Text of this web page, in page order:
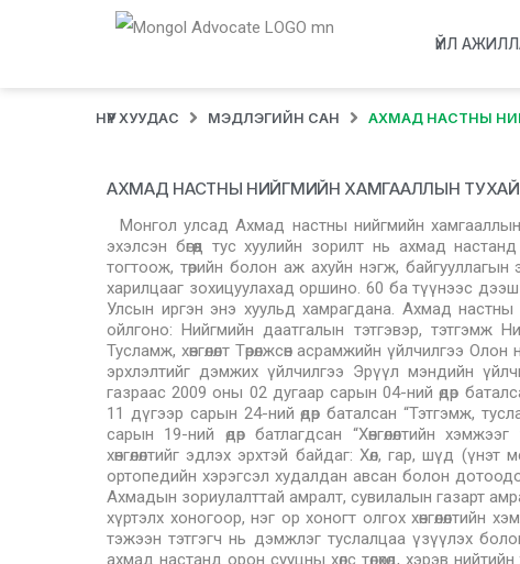
ҮЙЛ
НҮҮР ХУУДАС МЭДЛЭГИЙН САН АХМАД НАСТНЫ
АХМАД НАСТНЫ НИЙГМИЙН ХАМГААЛЛЫН ТУХАЙ
Монгол улсад Ахмад настны нийгмийн хамгааллын
эхэлсэн бөгөөд тус хуулийн зорилт нь ахмад
тогтоож, төрийн болон аж ахуйн нэгж,
харилцааг зохицуулахад оршино. 60 ба түүнээс
Улсын иргэн энэ хуульд хамрагдана. Ахмад
ойлгоно: Нийгмийн даатгалын тэтгэвэр, тэтгэмж
Тусламж, хөнгөлөлт Төрөлжсөн асрамжийн үйлчилгээ
эрхлэлтийг дэмжих үйлчилгээ Эрүүл мэндийн
газраас 2009 оны 02 дугаар сарын 04-ний өдөр
11 дүгээр сарын 24-ний өдөр баталсан “Тэтгэмж,
сарын 19-ний өдөр батлагдсан “Хөнгөлөлтийн
хөнгөлөлтийг эдлэх эрхтэй байдаг: Хөл, гар, шүд
ортопедийн хэрэгсэл худалдан авсан болон
Ахмадын зориулалттай амралт, сувилалын газарт
хүртэлх хоногоор, нэг ор хоногт олгох хөнгөлөлтийн
тэжээн тэтгэгч нь дэмжлэг туслалцаа үзүүлэх
ахмад настанд орон сууцны хөлс төлөхөд, хэрэв